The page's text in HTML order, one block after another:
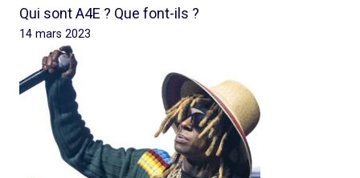
Qui sont A4E ? Que font-ils ?
14 mars 2023